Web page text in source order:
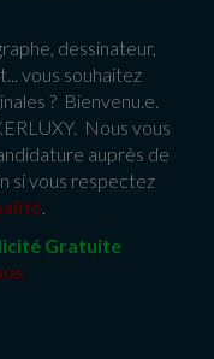
dessinateur,
vous souhaitez
? Bienvenu.e.
Nous vous
auprès de
si vous respectez
.
Gratuite